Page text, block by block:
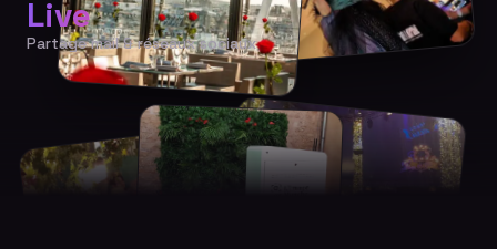
Live
Partage mail & réseaux sociaux